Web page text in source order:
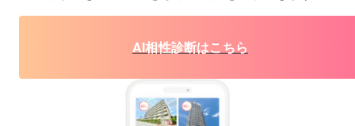
AI相性診断はこちら